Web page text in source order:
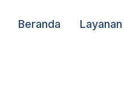
Beranda Layanan